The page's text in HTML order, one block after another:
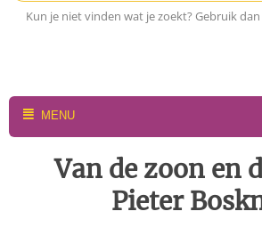
Kun je niet vinden wat je zoekt? Gebruik
MENU
Van de zoon en
Pieter